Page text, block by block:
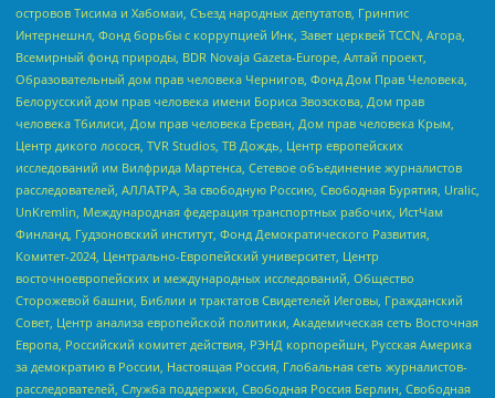
островов Тисима и Хабомаи, Съезд народных депутатов, Гринпис
Интернешнл, Фонд борьбы с коррупцией Инк, Завет церквей TCCN, Агора,
Всемирный фонд природы, BDR Novaja Gazeta-Europe, Алтай проект,
Образовательный дом прав человека Чернигов, Фонд Дом Прав Человека,
Белорусский дом прав человека имени Бориса Звозскова, Дом прав
человека Тбилиси, Дом прав человека Ереван, Дом прав человека Крым,
Центр дикого лосося, TVR Studios, ТВ Дождь, Центр европейских
исследований им Вилфрида Мартенса, Сетевое объединение журналистов
расследователей, АЛЛАТРА, За свободную Россию, Свободная Бурятия, Uralic,
UnKremlin, Международная федерация транспортных рабочих, ИстЧам
Финланд, Гудзоновский институт, Фонд Демократического Развития,
Комитет-2024, Центрально-Европейский университет, Центр
восточноевропейских и международных исследований, Общество
Сторожевой башни, Библии и трактатов Свидетелей Иеговы, Гражданский
Совет, Центр анализа европейской политики, Академическая сеть Восточная
Европа, Российский комитет действия, РЭНД корпорейшн, Русская Америка
за демократию в России, Настоящая Россия, Глобальная сеть журналистов-
расследователей, Служба поддержки, Свободная Россия Берлин, Свободная